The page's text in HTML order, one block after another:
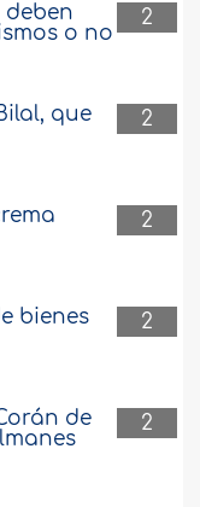
2
deben
o no
2
que
2
2
bienes
2
de